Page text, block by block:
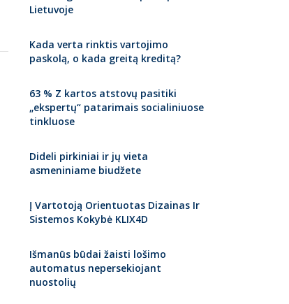
Lietuvoje
Kada verta rinktis vartojimo
paskolą, o kada greitą kreditą?
63 % Z kartos atstovų pasitiki
„ekspertų“ patarimais socialiniuose
tinkluose
Dideli pirkiniai ir jų vieta
asmeniniame biudžete
Į Vartotoją Orientuotas Dizainas Ir
Sistemos Kokybė KLIX4D
Išmanūs būdai žaisti lošimo
automatus nepersekiojant
nuostolių